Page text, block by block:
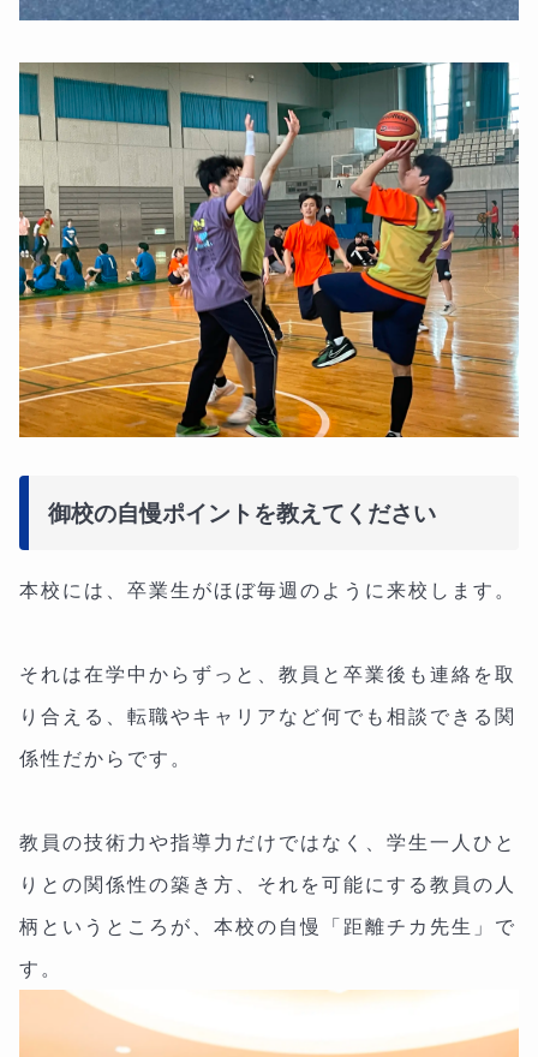
御校の自慢ポイントを教えてください
本校には、卒業生がほぼ毎週のように来校します。
それは在学中からずっと、教員と卒業後も連絡を取
り合える、転職やキャリアなど何でも相談できる関
係性だからです。
教員の技術力や指導力だけではなく、学生一人ひと
りとの関係性の築き方、それを可能にする教員の人
柄というところが、本校の自慢「距離チカ先生」で
す。